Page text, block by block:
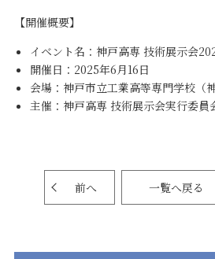
【開催概要】
イベント名：神戸高専 技術展示会
開催日：2025年6月16日
会場：神戸市立工業高等専門学校（
主催：神戸高専 技術展示会実行委員
前へ 一覧へ戻る